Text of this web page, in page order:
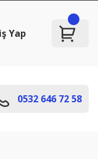
Yap
0532 646 72 58